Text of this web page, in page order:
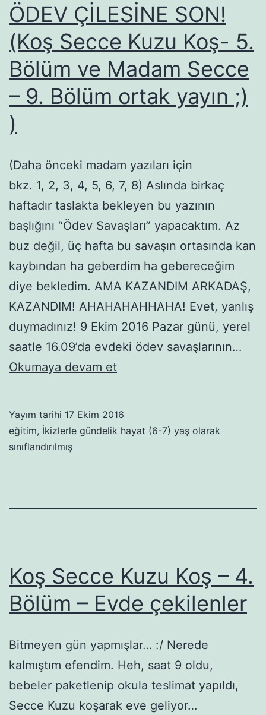
ÖDEV ÇİLESİNE SON!
(Koş Secce Kuzu Koş- 5.
Bölüm ve Madam Secce
– 9. Bölüm ortak yayın ;)
)
(Daha önceki madam yazıları için
bkz. 1, 2, 3, 4, 5, 6, 7, 8) Aslında birkaç
haftadır taslakta bekleyen bu yazının
başlığını “Ödev Savaşları” yapacaktım. Az
buz değil, üç hafta bu savaşın ortasında kan
kaybından ha geberdim ha gebereceğim
diye bekledim. AMA KAZANDIM ARKADAŞ,
KAZANDIM! AHAHAHAHHAHA! Evet, yanlış
duymadınız! 9 Ekim 2016 Pazar günü, yerel
saatle 16.09’da evdeki ödev savaşlarının…
Okumaya devam etÖDEV
(Koş
5.
Madam
Secce
–
Bölüm
ortak
yayın
Yayım tarihi 17 Ekim 2016
eğitim, İkizlerle gündelik hayat (6-7) yaş olarak
sınıflandırılmış
Koş Secce Kuzu Koş – 4.
Bölüm – Evde çekilenler
Bitmeyen gün yapmışlar… :/ Nerede
kalmıştım efendim. Heh, saat 9 oldu,
bebeler paketlenip okula teslimat yapıldı,
Secce Kuzu koşarak eve geliyor…